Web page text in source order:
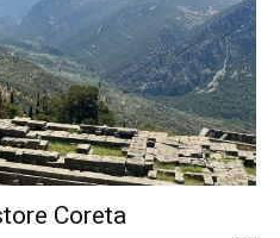
Coreta